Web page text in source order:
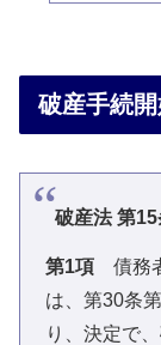
破産手続
破産法 第15
第1項 債務
は、第30条
り、決定で